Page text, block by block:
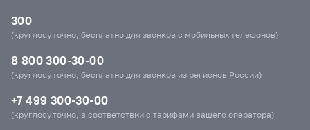
300
(круглосуточно, бесплатно для звонков с мобильных телефонов)
8 800 300-30-00
(круглосуточно, бесплатно для звонков из регионов России)
+7 499 300-30-00
(круглосуточно, в соответствии с тарифами вашего оператора)